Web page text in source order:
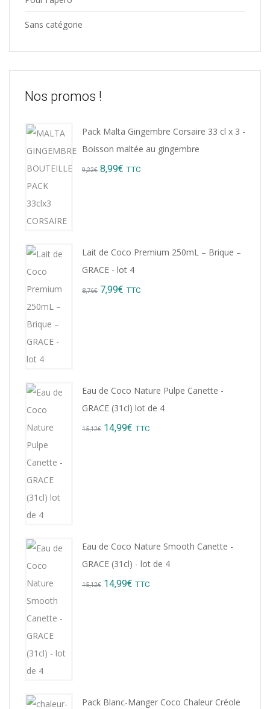
Sans catégorie
Nos promos !
Pack Malta Gingembre Corsaire 33 cl x 3 -
Boisson maltée au gingembre
9,22€ Original
8,99€ Current
TTC
Lait de Coco Premium 250mL – Brique –
GRACE - lot 4
8,76€ Original
7,99€ Current
TTC
Eau de Coco Nature Pulpe Canette -
GRACE (31cl) lot de 4
15,12€ Original
14,99€ Current
TTC
Eau de Coco Nature Smooth Canette -
GRACE (31cl) - lot de 4
15,12€ Original
14,99€ Current
TTC
Pack Blanc-Manger Coco Chaleur Créole